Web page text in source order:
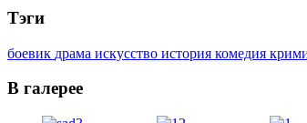
Тэги
боевик драма искусство история комедия
В галерее